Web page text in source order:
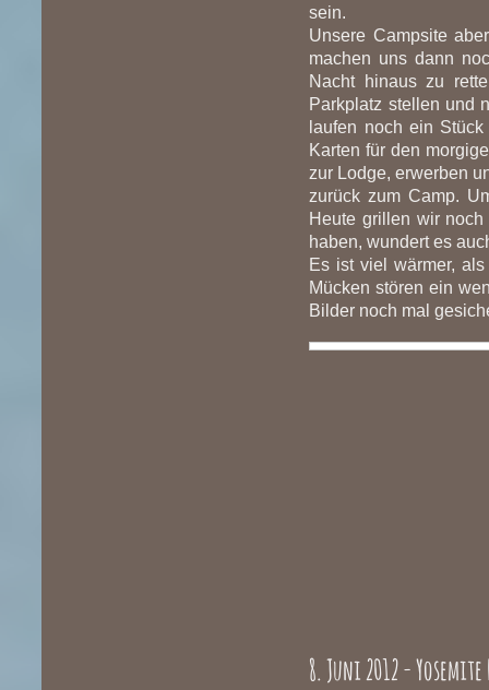
sein.
Unsere Campsite
machen uns dann
Nacht hinaus zu
Parkplatz stellen und
laufen noch ein
Karten für den
zur Lodge, erwerben
zurück zum Camp.
Heute grillen wir
haben, wundert es
Es ist viel wärmer,
Mücken stören ein
Bilder noch mal
8. Juni 2012 -